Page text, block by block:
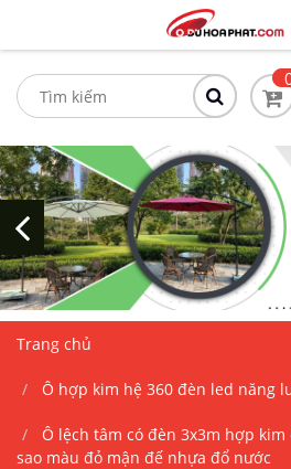
Trang chủ
Ô hợp kim hệ 360 đèn led năng
Ô lệch tâm có đèn 3x3m hợp kim
sao màu đỏ mận đế nhựa đổ nước